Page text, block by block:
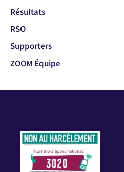
Résultats
RSO
Supporters
ZOOM Équipe